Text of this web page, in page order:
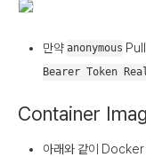
만약 anonymous
Bearer Token
Container
아래와 같이